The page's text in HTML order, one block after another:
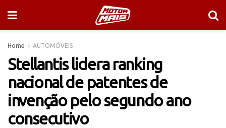
Home AUTOMÓVEIS
Stellantis lidera ranking
nacional de patentes de
invenção pelo segundo ano
consecutivo